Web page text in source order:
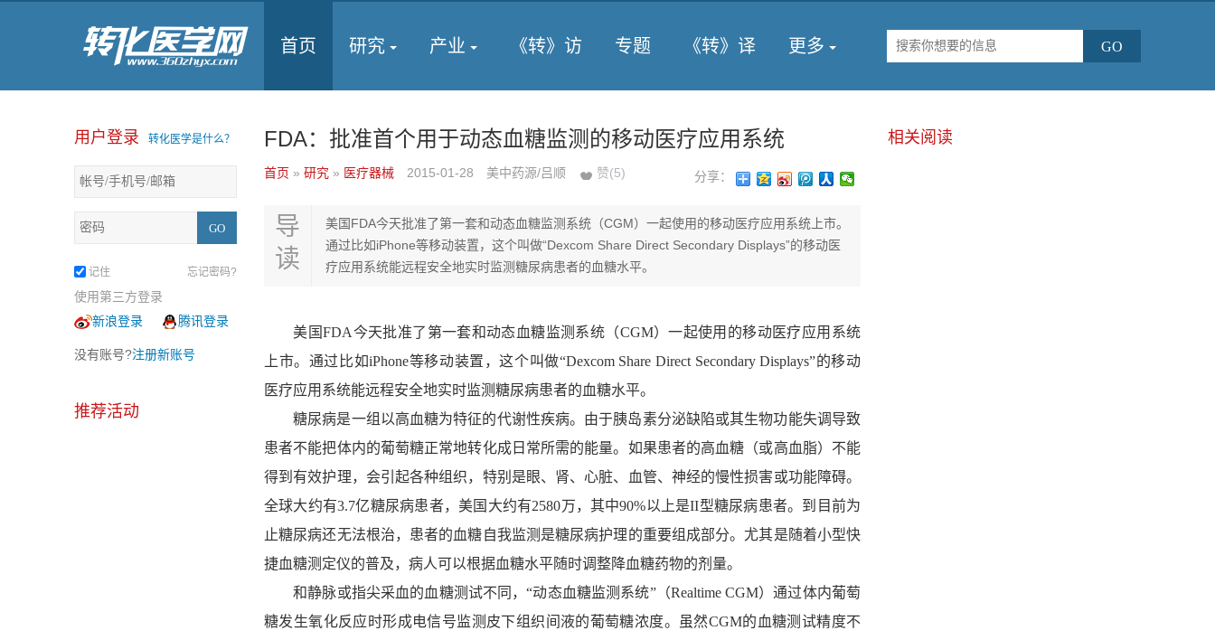
首页 研究 产业 《转》访 专题 《转》译 更多
用户登录 转化医学是什么？
记住 忘记密码?
使用第三方登录
新浪登录
腾讯登录
没有账号?注册新账号
推荐活动
FDA：批准首个用于动态血糖监测的移动医疗应用系统
首页 » 研究 » 医疗器械 2015-01-28 美中药源/吕顺 赞(5) 分享：
导
读
美国FDA今天批准了第一套和动态血糖监测系统（CGM）一起使用的移动医疗应用系统上市。
通过比如iPhone等移动装置，这个叫做“Dexcom Share Direct Secondary Displays”的移动医
疗应用系统能远程安全地实时监测糖尿病患者的血糖水平。
美国FDA今天批准了第一套和动态血糖监测系统（CGM）一起使用的移动医疗应用系统
上市。通过比如iPhone等移动装置，这个叫做“Dexcom Share Direct Secondary Displays”的移动
医疗应用系统能远程安全地实时监测糖尿病患者的血糖水平。
糖尿病是一组以高血糖为特征的代谢性疾病。由于胰岛素分泌缺陷或其生物功能失调导致
患者不能把体内的葡萄糖正常地转化成日常所需的能量。如果患者的高血糖（或高血脂）不能
得到有效护理，会引起各种组织，特别是眼、肾、心脏、血管、神经的慢性损害或功能障碍。
全球大约有3.7亿糖尿病患者，美国大约有2580万，其中90%以上是II型糖尿病患者。到目前为
止糖尿病还无法根治，患者的血糖自我监测是糖尿病护理的重要组成部分。尤其是随着小型快
捷血糖测定仪的普及，病人可以根据血糖水平随时调整降血糖药物的剂量。
和静脉或指尖采血的血糖测试不同，“动态血糖监测系统”（Realtime CGM）通过体内葡萄
糖发生氧化反应时形成电信号监测皮下组织间液的葡萄糖浓度。虽然CGM的血糖测试精度不
相关阅读